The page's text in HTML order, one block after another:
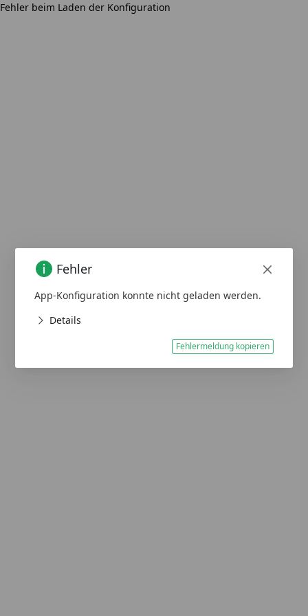
Fehler beim Laden der Konfiguration
Fehler
App-Konfiguration konnte nicht geladen werden.
Details
Fehlermeldung kopieren